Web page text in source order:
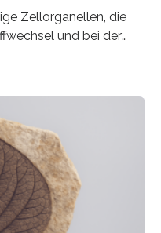
Zellorganellen, die
und bei der
Enzyme präzise in
Prof. Dr. Ralf Erdmann
nun einen bislang
des
in der Bäckerhefe
der für die
entscheidend ist. Die
in der